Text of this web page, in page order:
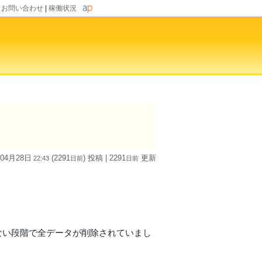
お問い合わせ 稼働状況
月28日 22:43 (2291日前) 投稿 | 2291日前 更新
段階で全データが削除されていまし